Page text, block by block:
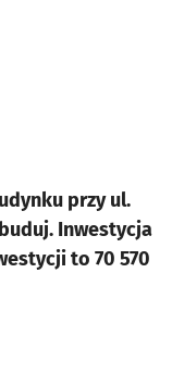
przy ul.
Inwestycja
to 70 570